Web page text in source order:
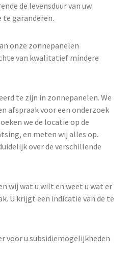
de levensduur van uw
garanderen.
onze zonnepanelen
van kwalitatief mindere
te zijn in zonnepanelen. We
afspraak voor een onderzoek
we de locatie op de
en meten wij alles op.
over de verschillende
wij wat u wilt en weet u wat er
U krijgt een indicatie van de te
voor u subsidiemogelijkheden